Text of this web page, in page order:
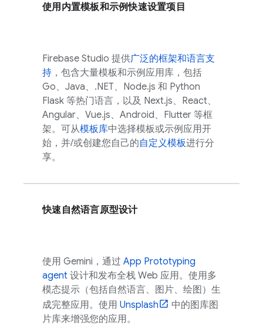
使用内置模板和示例快速设置项目
Firebase Studio 提供广泛的框架和语言支
持 ，包含大量模板和示例应用库，包括
Go、Java、.NET、Node.js 和 Python
Flask 等热门语言，以及 Next.js、React、
Angular、Vue.js、Android、Flutter 等框
架。可从模板库中选择模板或示例应用开
始，并/或创建您自己的自定义模板进行分
享。
快速自然语言原型设计
使用 Gemini ，通过 App Prototyping
agent 设计和发布全栈 Web 应用。使用多
模态提示（包括自然语言、图片、绘图）生
成完整应用。使用 Unsplash
中的图库图
片库来增强您的应用。